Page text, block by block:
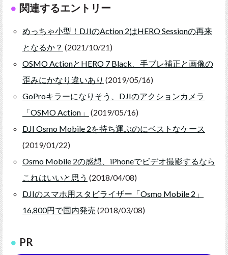
関連するエントリー
めっちゃ小型！DJIのAction 2はHERO Sessionの再来
となるか？ (2021/10/21)
OSMO ActionとHERO 7 Black、手ブレ補正と画像の
歪みにかなり違いあり (2019/05/16)
GoProキラーになりそう、DJIのアクションカメラ
「OSMO Action」
(2019/05/16)
DJI Osmo Mobile 2を持ち運ぶのにベストなケース
(2019/01/22)
Osmo Mobile 2の感想、iPhoneでビデオ撮影するなら
これはいいと思う (2018/04/08)
DJIのスマホ用スタビライザー「Osmo Mobile 2」
16,800円で国内発売 (2018/03/08)
PR